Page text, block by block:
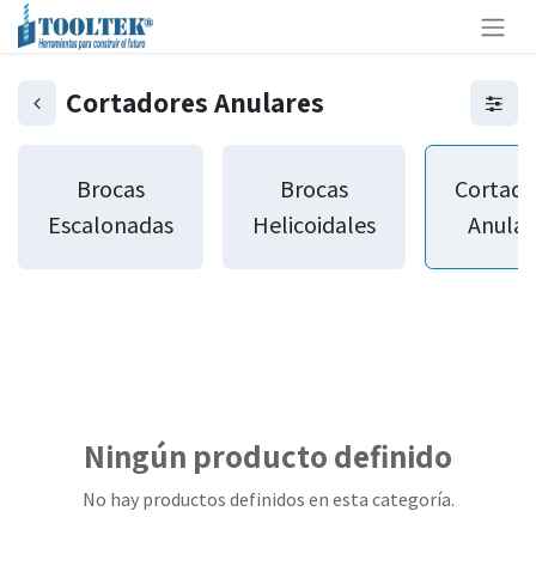
Cortadores Anulares
Brocas
Escalonadas
Brocas
Helicoidales
Ningún producto definido
No hay productos definidos en esta categoría.